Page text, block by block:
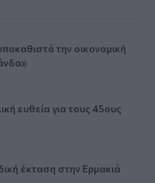
την οικονομική
ευθεία για τους 45ους
έκταση στην Ερμακιά